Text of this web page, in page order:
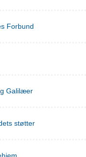
Forbund
Galilæer
støtter